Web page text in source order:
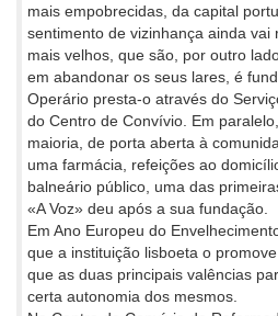
mais empobrecidas, da capital
sentimento de vizinhança ainda vai
mais velhos, que são, por outro
em abandonar os seus lares, é
Operário presta-o através do
do Centro de Convívio. Em
maioria, de porta aberta à
uma farmácia, refeições ao
balneário público, uma das
«A Voz» deu após a sua fundação.
Em Ano Europeu do
que a instituição lisboeta o
que as duas principais valências
certa autonomia dos mesmos.